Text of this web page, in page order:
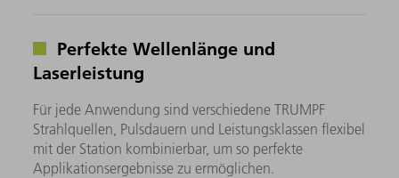
Perfekte Wellenlänge und
Laserleistung
Für jede Anwendung sind verschiedene TRUMPF
Strahlquellen, Pulsdauern und Leistungsklassen flexibel
mit der Station kombinierbar, um so perfekte
Applikationsergebnisse zu ermöglichen.